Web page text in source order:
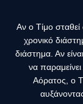
Αν ο Τίμο σταθεί
χρονικό
διάστημα. Αν
να
Αόρατος, ο